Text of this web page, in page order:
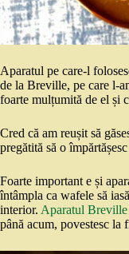
Aparatul pe care-l
de la Breville, pe care l-
foarte mulțumită de el și
Cred că am reușit să
pregătită să o
Foarte important e și
întâmpla ca wafele să
interior. Aparatul Breville
până acum, povestesc la